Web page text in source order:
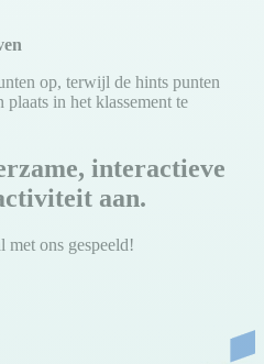
op, terwijl de hints punten
plaats in het klassement te
interactieve
aan.
met ons gespeeld!